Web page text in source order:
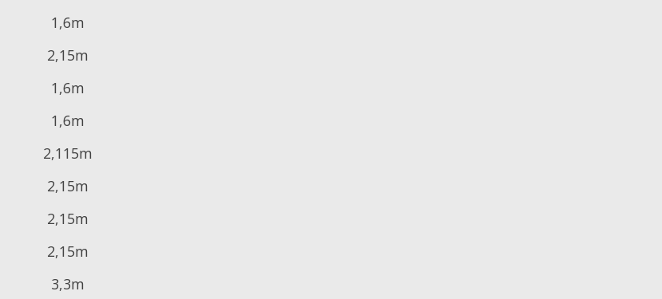
1,6m
2,15m
1,6m
1,6m
2,115m
2,15m
2,15m
2,15m
3,3m